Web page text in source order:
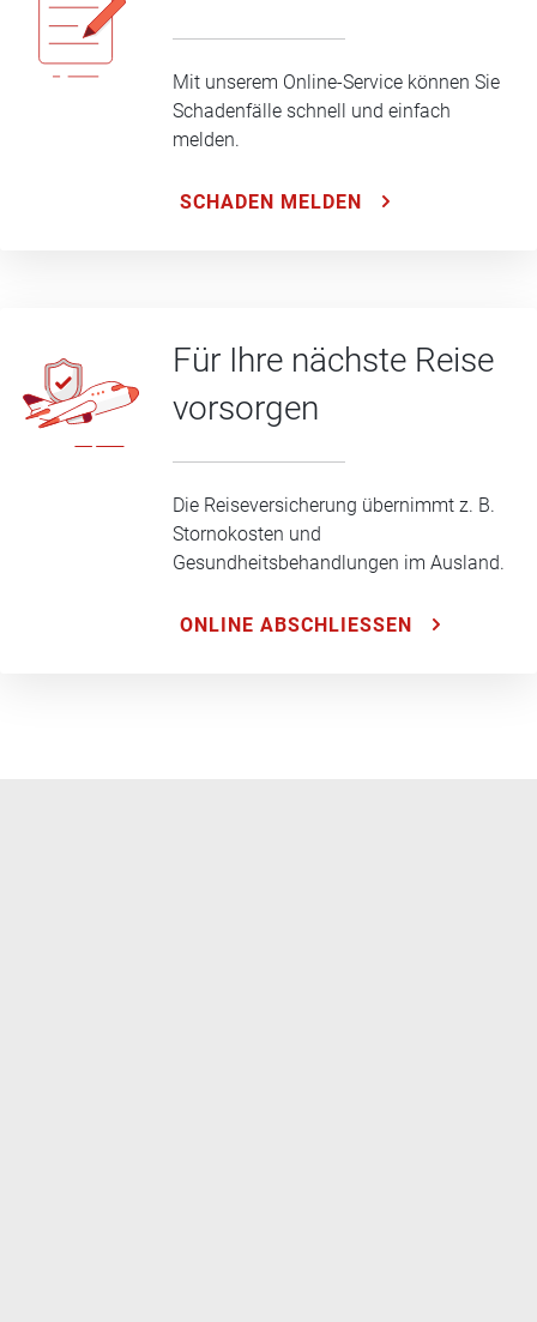
Mit unserem Online-Service können Sie
Schadenfälle schnell und einfach
melden.
SCHADEN MELDEN
Für Ihre nächste Reise
vorsorgen
Die Reiseversicherung übernimmt z. B.
Stornokosten und
Gesundheitsbehandlungen im Ausland.
ONLINE ABSCHLIESSEN